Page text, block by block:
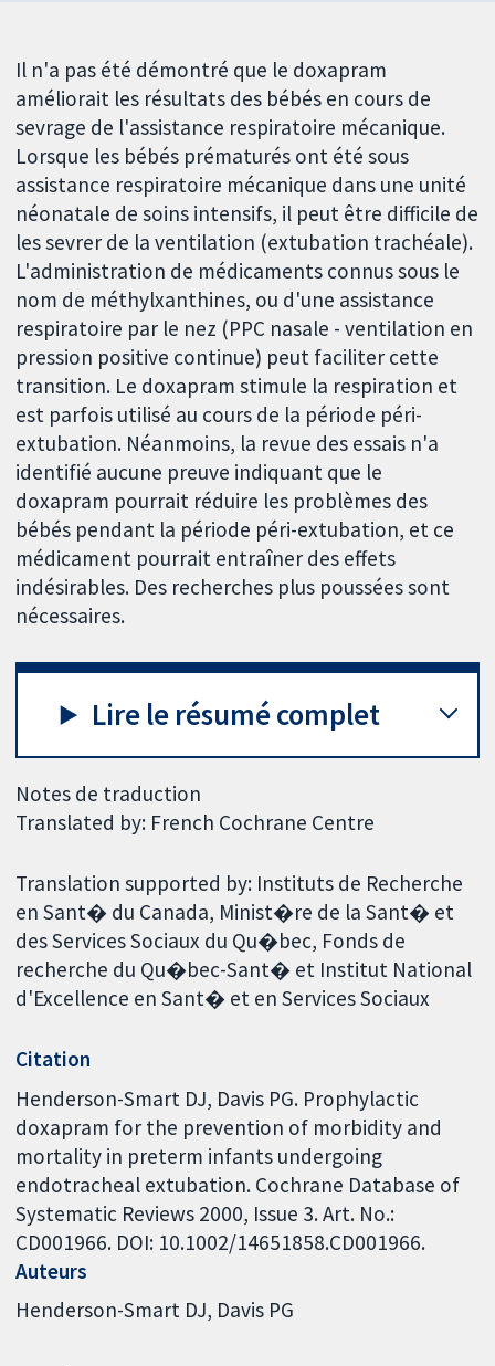
Il n'a pas été démontré que le doxapram
améliorait les résultats des bébés en cours de
sevrage de l'assistance respiratoire mécanique.
Lorsque les bébés prématurés ont été sous
assistance respiratoire mécanique dans une unité
néonatale de soins intensifs, il peut être difficile de
les sevrer de la ventilation (extubation trachéale).
L'administration de médicaments connus sous le
nom de méthylxanthines, ou d'une assistance
respiratoire par le nez (PPC nasale - ventilation en
pression positive continue) peut faciliter cette
transition. Le doxapram stimule la respiration et
est parfois utilisé au cours de la période péri-
extubation. Néanmoins, la revue des essais n'a
identifié aucune preuve indiquant que le
doxapram pourrait réduire les problèmes des
bébés pendant la période péri-extubation, et ce
médicament pourrait entraîner des effets
indésirables. Des recherches plus poussées sont
nécessaires.
Lire le résumé complet
Notes de traduction
Translated by: French Cochrane Centre
Translation supported by: Instituts de Recherche
en Sant� du Canada, Minist�re de la Sant� et
des Services Sociaux du Qu�bec, Fonds de
recherche du Qu�bec-Sant� et Institut National
d'Excellence en Sant� et en Services Sociaux
Citation
Henderson-Smart DJ, Davis PG. Prophylactic
doxapram for the prevention of morbidity and
mortality in preterm infants undergoing
endotracheal extubation. Cochrane Database of
Systematic Reviews 2000, Issue 3. Art. No.:
CD001966. DOI: 10.1002/14651858.CD001966.
Auteurs
Henderson-Smart DJ Davis PG